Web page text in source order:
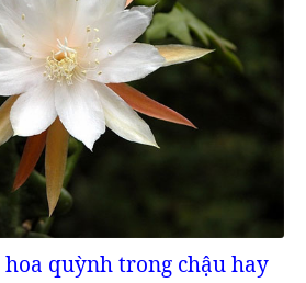
hoa quỳnh trong chậu hay